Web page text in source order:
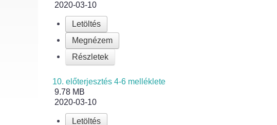
2020-03-10
Letöltés
Megnézem
Részletek
10. előterjesztés 4-6 melléklete
9.78 MB
2020-03-10
Letöltés